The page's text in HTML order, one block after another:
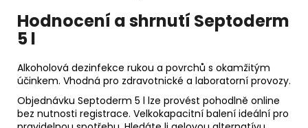
Hodnocení a shrnutí Septoderm
5 l
Alkoholová dezinfekce rukou a povrchů s okamžitým
účinkem. Vhodná pro zdravotnické a laboratorní provozy.
Objednávku Septoderm 5 l lze provést pohodlně online
bez nutnosti registrace. Velkokapacitní balení ideální pro